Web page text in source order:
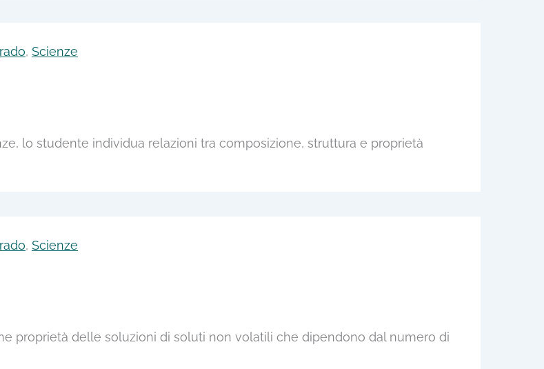
, Scienze
lo studente individua relazioni tra composizione, struttura e proprietà
, Scienze
proprietà delle soluzioni di soluti non volatili che dipendono dal numero di